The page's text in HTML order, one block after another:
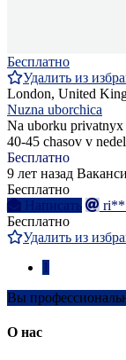
Бесплатно
Удалить из
London, United
Nuzna uborchica
Na uborku privatnyx
40-45 chasov v
Бесплатно
9 лет назад
Бесплатно
Написать
Бесплатно
Удалить из
Вы
О нас